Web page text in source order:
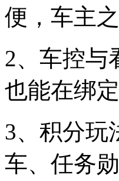
便，车主
2、车控与
也能在绑
3、积分玩
车、任务